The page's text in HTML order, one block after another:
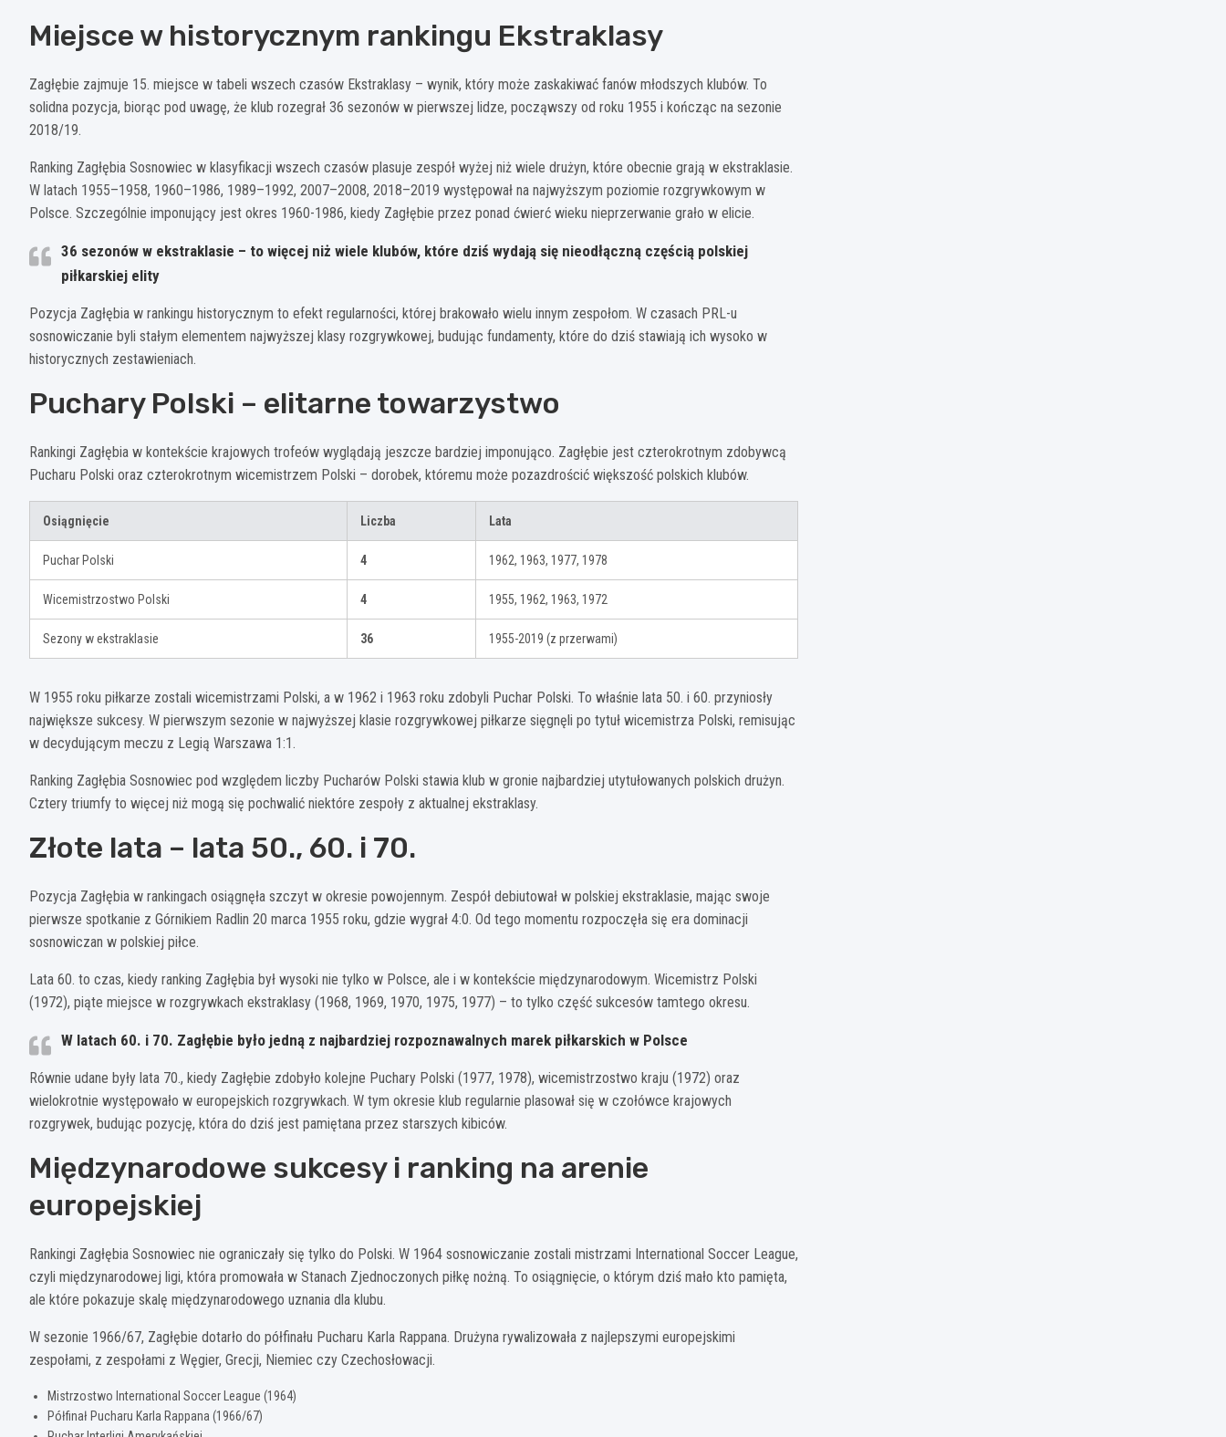
Miejsce w historycznym rankingu Ekstraklasy
Zagłębie zajmuje 15. miejsce w tabeli wszech czasów Ekstraklasy – wynik, który może zaskakiwać fanów młodszych klubów. To
solidna pozycja, biorąc pod uwagę, że klub rozegrał 36 sezonów w pierwszej lidze, począwszy od roku 1955 i kończąc na sezonie
2018/19.
Ranking Zagłębia Sosnowiec w klasyfikacji wszech czasów plasuje zespół wyżej niż wiele drużyn, które obecnie grają w ekstraklasie.
W latach 1955–1958, 1960–1986, 1989–1992, 2007–2008, 2018–2019 występował na najwyższym poziomie rozgrywkowym w
Polsce. Szczególnie imponujący jest okres 1960-1986, kiedy Zagłębie przez ponad ćwierć wieku nieprzerwanie grało w elicie.
36 sezonów w ekstraklasie – to więcej niż wiele klubów, które dziś wydają się nieodłączną częścią polskiej
piłkarskiej elity
Pozycja Zagłębia w rankingu historycznym to efekt regularności, której brakowało wielu innym zespołom. W czasach PRL-u
sosnowiczanie byli stałym elementem najwyższej klasy rozgrywkowej, budując fundamenty, które do dziś stawiają ich wysoko w
historycznych zestawieniach.
Puchary Polski – elitarne towarzystwo
Rankingi Zagłębia w kontekście krajowych trofeów wyglądają jeszcze bardziej imponująco. Zagłębie jest czterokrotnym zdobywcą
Pucharu Polski oraz czterokrotnym wicemistrzem Polski – dorobek, któremu może pozazdrościć większość polskich klubów.
Osiągnięcie Liczba Lata
Puchar Polski 4 1962, 1963, 1977, 1978
Wicemistrzostwo Polski 4 1955, 1962, 1963, 1972
Sezony w ekstraklasie 36 1955-2019 (z przerwami)
W 1955 roku piłkarze zostali wicemistrzami Polski, a w 1962 i 1963 roku zdobyli Puchar Polski. To właśnie lata 50. i 60. przyniosły
największe sukcesy. W pierwszym sezonie w najwyższej klasie rozgrywkowej piłkarze sięgnęli po tytuł wicemistrza Polski, remisując
w decydującym meczu z Legią Warszawa 1:1.
Ranking Zagłębia Sosnowiec pod względem liczby Pucharów Polski stawia klub w gronie najbardziej utytułowanych polskich drużyn.
Cztery triumfy to więcej niż mogą się pochwalić niektóre zespoły z aktualnej ekstraklasy.
Złote lata – lata 50., 60. i 70.
Pozycja Zagłębia w rankingach osiągnęła szczyt w okresie powojennym. Zespół debiutował w polskiej ekstraklasie, mając swoje
pierwsze spotkanie z Górnikiem Radlin 20 marca 1955 roku, gdzie wygrał 4:0. Od tego momentu rozpoczęła się era dominacji
sosnowiczan w polskiej piłce.
Lata 60. to czas, kiedy ranking Zagłębia był wysoki nie tylko w Polsce, ale i w kontekście międzynarodowym. Wicemistrz Polski
(1972), piąte miejsce w rozgrywkach ekstraklasy (1968, 1969, 1970, 1975, 1977) – to tylko część sukcesów tamtego okresu.
W latach 60. i 70. Zagłębie było jedną z najbardziej rozpoznawalnych marek piłkarskich w Polsce
Równie udane były lata 70., kiedy Zagłębie zdobyło kolejne Puchary Polski (1977, 1978), wicemistrzostwo kraju (1972) oraz
wielokrotnie występowało w europejskich rozgrywkach. W tym okresie klub regularnie plasował się w czołówce krajowych
rozgrywek, budując pozycję, która do dziś jest pamiętana przez starszych kibiców.
Międzynarodowe sukcesy i ranking na arenie
europejskiej
Rankingi Zagłębia Sosnowiec nie ograniczały się tylko do Polski. W 1964 sosnowiczanie zostali mistrzami International Soccer League,
czyli międzynarodowej ligi, która promowała w Stanach Zjednoczonych piłkę nożną. To osiągnięcie, o którym dziś mało kto pamięta,
ale które pokazuje skalę międzynarodowego uznania dla klubu.
W sezonie 1966/67, Zagłębie dotarło do półfinału Pucharu Karla Rappana. Drużyna rywalizowała z najlepszymi europejskimi
zespołami, z zespołami z Węgier, Grecji, Niemiec czy Czechosłowacji.
Mistrzostwo International Soccer League (1964)
Półfinał Pucharu Karla Rappana (1966/67)